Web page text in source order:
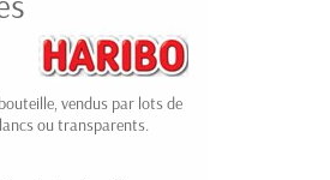
vendus par lots de
ou transparents.